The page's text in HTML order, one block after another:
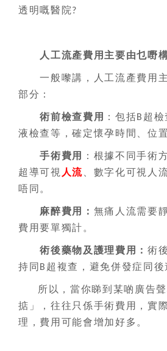
透明嘅醫院?
人工流產費用主要由乜嘢
一般嚟講，人工流產費用主
部分：
術前檢查費用 ：包括B 超檢
液檢查等，確定懷孕時間、位
手術費用 ：根據不同手術
超導可視 人流 、數字化可視人
唔同。
麻醉費用： 無痛人流需要
費用要單獨計。
術後藥物及護理費用：術
持同 B 超複查，避免併發症同後
所以，當你睇到某啲廣告
掂」，往往只係手術費用，實
理，費用可能會增加好多。